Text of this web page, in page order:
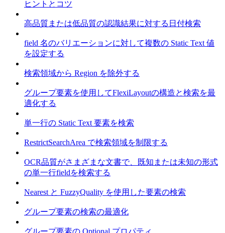
ヒントとコツ
高品質または低品質の認識結果に対する日付検索
field 名のバリエーションに対して複数の Static Text 値
を設定する
検索領域から Region を除外する
グループ要素を使用してFlexiLayoutの構造と検索を最
適化する
単一行の Static Text 要素を検索
RestrictSearchArea で検索領域を制限する
OCR品質がさまざまな文書で、既知または未知の形式
の単一行fieldを検索する
Nearest と FuzzyQuality を使用した要素の検索
グループ要素の検索の最適化
グループ要素の Optional プロパティ